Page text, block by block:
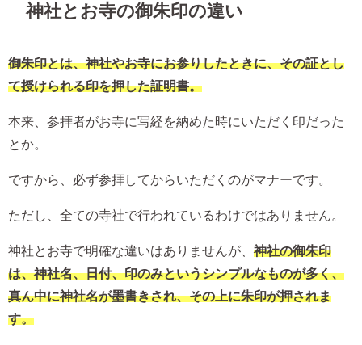
神社とお寺の御朱印の違い
御朱印とは、神社やお寺にお参りしたときに、その証とし
て授けられる印を押した証明書。
本来、参拝者がお寺に写経を納めた時にいただく印だった
とか。
ですから、必ず参拝してからいただくのがマナーです。
ただし、全ての寺社で行われているわけではありません。
神社とお寺で明確な違いはありませんが、 神社の御朱印
は、神社名、日付、印のみというシンプルなものが多く、
真ん中に神社名が墨書きされ、その上に朱印が押されま
す。